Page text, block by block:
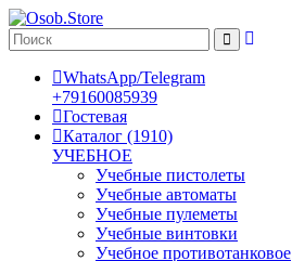
WhatsApp/Telegram
+79160085939
Гостевая
Каталог (1910)
УЧЕБНОЕ
Учебные пистолеты
Учебные автоматы
Учебные пулеметы
Учебные винтовки
Учебное противотанковое